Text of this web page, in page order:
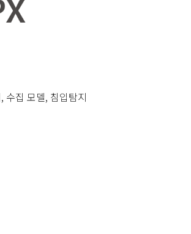
수집 모델, 침입탐지